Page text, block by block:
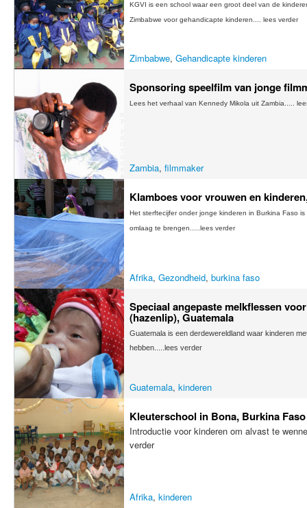
KGVI is een school waar een groot deel van de
Zimbabwe voor gehandicapte kinderen.... lees verder
Zimbabwe, Gehandicapte kinderen
Sponsoring speelfilm van jonge
Lees het verhaal van Kennedy Mikola uit Zambia.....
Zambia, filmmaker
Klamboes voor vrouwen en
Het sterftecijfer onder jonge kinderen in Burkina Faso
omlaag te brengen.....lees verder
Afrika, Gezondheid, burkina faso
Speciaal angepaste melkflessen
(hazenlip), Guatemala
Guatemala is een derdewereldland waar kinderen
hebben.....lees verder
Guatemala, kinderen
Kleuterschool in Bona, Burkina Faso
Introductie voor kinderen om alvast te
verder
Afrika, kinderen